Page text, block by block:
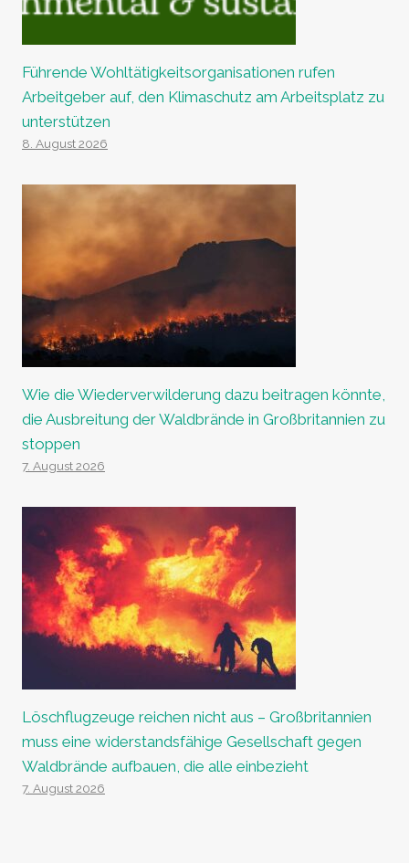
Führende Wohltätigkeitsorganisationen rufen
Arbeitgeber auf, den Klimaschutz am Arbeitsplatz zu
unterstützen
8. August 2026
Wie die Wiederverwilderung dazu beitragen könnte,
die Ausbreitung der Waldbrände in Großbritannien zu
stoppen
7. August 2026
Löschflugzeuge reichen nicht aus – Großbritannien
muss eine widerstandsfähige Gesellschaft gegen
Waldbrände aufbauen, die alle einbezieht
7. August 2026